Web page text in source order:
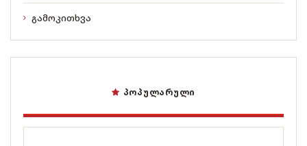
გამოკითხვა
ᲞᲝᲞᲣᲚᲐᲠᲣᲚᲘ